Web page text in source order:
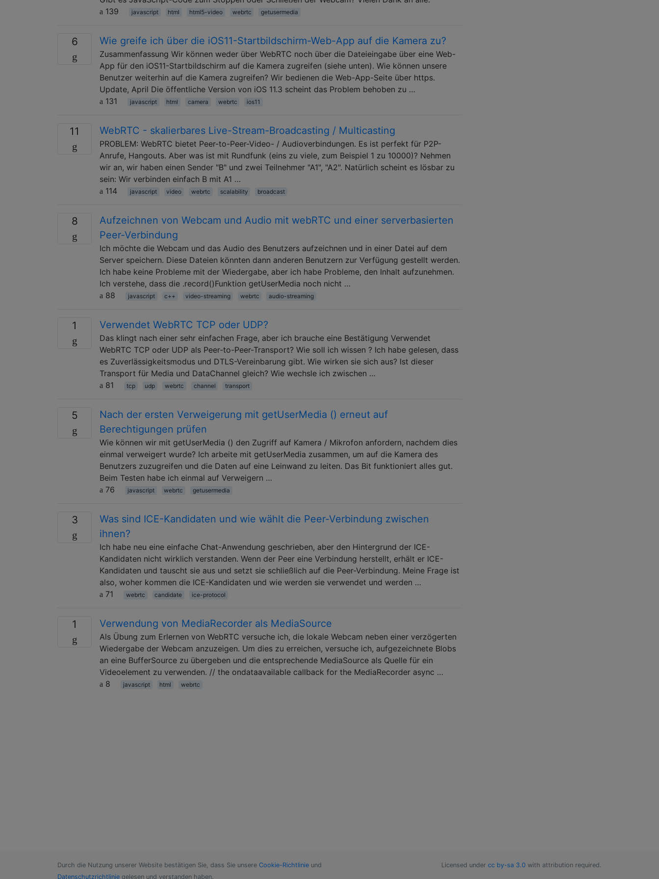
139
javascript html html5-video webrtc getusermedia
6 Wie greife ich über die iOS11-Startbildschirm-Web-App auf die Kamera zu?
Zusammenfassung Wir können weder über WebRTC noch über die Dateieingabe über eine Web-
App für den iOS11-Startbildschirm auf die Kamera zugreifen (siehe unten). Wie können unsere
Benutzer weiterhin auf die Kamera zugreifen? Wir bedienen die Web-App-Seite über https.
Update, April Die öffentliche Version von iOS 11.3 scheint das Problem behoben zu …
131
javascript html camera webrtc ios11
11 WebRTC - skalierbares Live-Stream-Broadcasting / Multicasting
PROBLEM: WebRTC bietet Peer-to-Peer-Video- / Audioverbindungen. Es ist perfekt für P2P-
Anrufe, Hangouts. Aber was ist mit Rundfunk (eins zu viele, zum Beispiel 1 zu 10000)? Nehmen
wir an, wir haben einen Sender "B" und zwei Teilnehmer "A1", "A2". Natürlich scheint es lösbar zu
sein: Wir verbinden einfach B mit A1 …
114
javascript video webrtc scalability broadcast
8
Aufzeichnen von Webcam und Audio mit webRTC und einer serverbasierten
Peer-Verbindung
Ich möchte die Webcam und das Audio des Benutzers aufzeichnen und in einer Datei auf dem
Server speichern. Diese Dateien könnten dann anderen Benutzern zur Verfügung gestellt werden.
Ich habe keine Probleme mit der Wiedergabe, aber ich habe Probleme, den Inhalt aufzunehmen.
Ich verstehe, dass die .record()Funktion getUserMedia noch nicht …
88
javascript c++ video-streaming webrtc audio-streaming
1 Verwendet WebRTC TCP oder UDP?
Das klingt nach einer sehr einfachen Frage, aber ich brauche eine Bestätigung Verwendet
WebRTC TCP oder UDP als Peer-to-Peer-Transport? Wie soll ich wissen ? Ich habe gelesen, dass
es Zuverlässigkeitsmodus und DTLS-Vereinbarung gibt. Wie wirken sie sich aus? Ist dieser
Transport für Media und DataChannel gleich? Wie wechsle ich zwischen …
81
tcp udp webrtc channel transport
5
Nach der ersten Verweigerung mit getUserMedia () erneut auf
Berechtigungen prüfen
Wie können wir mit getUserMedia () den Zugriff auf Kamera / Mikrofon anfordern, nachdem dies
einmal verweigert wurde? Ich arbeite mit getUserMedia zusammen, um auf die Kamera des
Benutzers zuzugreifen und die Daten auf eine Leinwand zu leiten. Das Bit funktioniert alles gut.
Beim Testen habe ich einmal auf Verweigern …
76
javascript webrtc getusermedia
3
Was sind ICE-Kandidaten und wie wählt die Peer-Verbindung zwischen
ihnen?
Ich habe neu eine einfache Chat-Anwendung geschrieben, aber den Hintergrund der ICE-
Kandidaten nicht wirklich verstanden. Wenn der Peer eine Verbindung herstellt, erhält er ICE-
Kandidaten und tauscht sie aus und setzt sie schließlich auf die Peer-Verbindung. Meine Frage ist
also, woher kommen die ICE-Kandidaten und wie werden sie verwendet und werden …
71
webrtc candidate ice-protocol
1 Verwendung von MediaRecorder als MediaSource
Als Übung zum Erlernen von WebRTC versuche ich, die lokale Webcam neben einer verzögerten
Wiedergabe der Webcam anzuzeigen. Um dies zu erreichen, versuche ich, aufgezeichnete Blobs
an eine BufferSource zu übergeben und die entsprechende MediaSource als Quelle für ein
Videoelement zu verwenden. // the ondataavailable callback for the MediaRecorder async …
8
javascript html webrtc
Durch die Nutzung unserer Website bestätigen Sie, dass Sie unsere Cookie-Richtlinie und
Datenschutzrichtlinie gelesen und verstanden haben.
Licensed under cc by-sa 3.0 with attribution required.